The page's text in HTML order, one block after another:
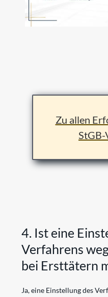
Zu allen
4. Ist eine
Verfahrens
bei Ersttätern
Ja, eine Einstellung des